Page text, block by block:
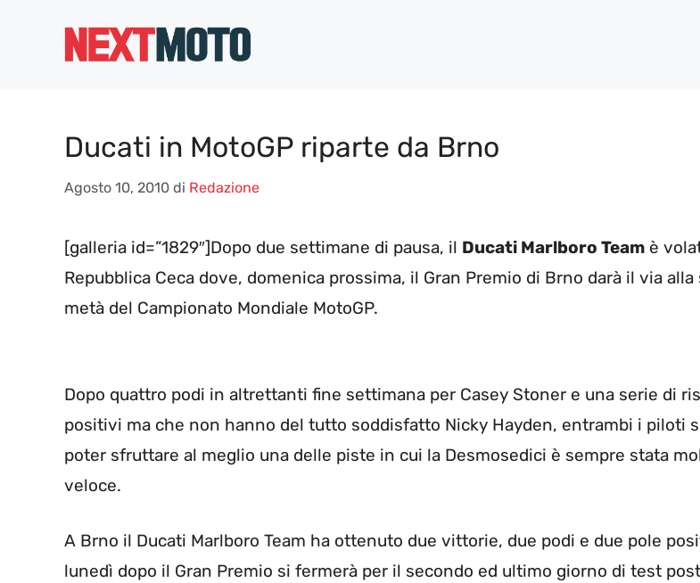
Ducati in MotoGP riparte da Brno
Agosto 10, 2010 di Redazione
[galleria id=”1829″]Dopo due settimane di pausa, il Ducati Marlboro Team è
Repubblica Ceca dove, domenica prossima, il Gran Premio di Brno darà il via alla
metà del Campionato Mondiale MotoGP.
Dopo quattro podi in altrettanti fine settimana per Casey Stoner e una serie di
positivi ma che non hanno del tutto soddisfatto Nicky Hayden, entrambi i piloti
poter sfruttare al meglio una delle piste in cui la Desmosedici è sempre stata
veloce.
A Brno il Ducati Marlboro Team ha ottenuto due vittorie, due podi e due pole
lunedì dopo il Gran Premio si fermerà per il secondo ed ultimo giorno di test